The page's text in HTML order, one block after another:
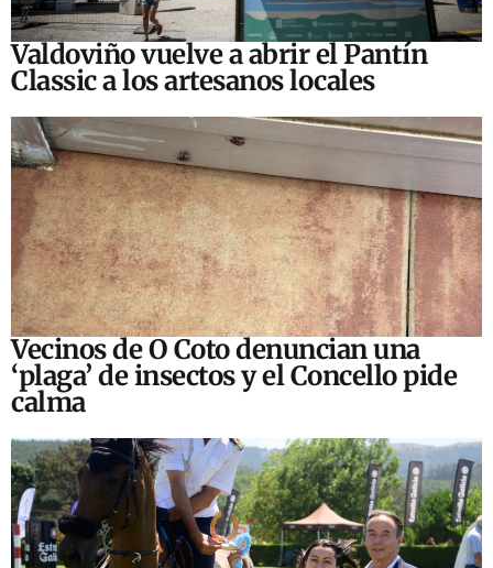
Valdoviño vuelve a abrir el Pantín
Classic a los artesanos locales
Vecinos de O Coto denuncian una
‘plaga’ de insectos y el Concello pide
calma